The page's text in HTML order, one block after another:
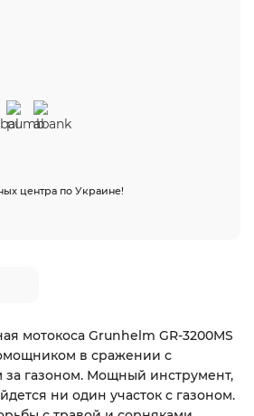
центра по Украине!
мотокоса Grunhelm GR-3200MS
в сражении с
за газоном. Мощный инструмент,
ни один участок с газоном.